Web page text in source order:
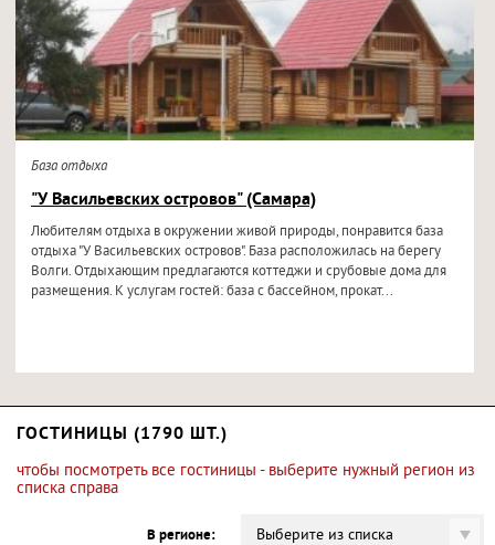
База отдыха
"У Васильевских островов" (Самара)
Любителям отдыха в окружении живой природы, понравится база
отдыха "У Васильевских островов". База расположилась на берегу
Волги. Отдыхающим предлагаются коттеджи и срубовые дома для
размещения. К услугам гостей: база с бассейном, прокат...
ГОСТИНИЦЫ (1790 ШТ.)
чтобы посмотреть все гостиницы - выберите нужный регион из
списка справа
В регионе: Выберите из списка